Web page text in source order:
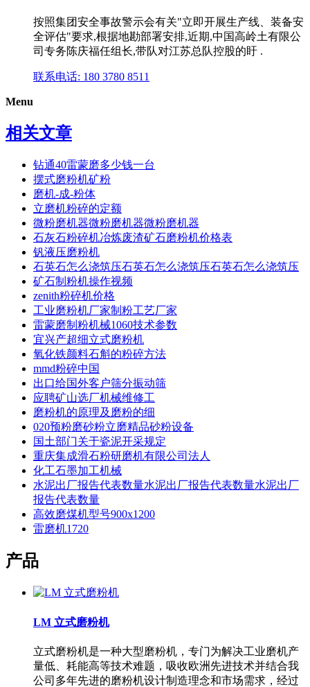
按照集团安全事故警示会有关"立即开展生产线、装备安
全评估"要求,根据地勘部署安排,近期,中国高岭土有限公
司专务陈庆福任组长,带队对江苏总队控股的盱 .
联系电话: 180 3780 8511
Menu
相关文章
钻通40雷蒙磨多少钱一台
摆式磨粉机矿粉
磨机-成-粉体
立磨机粉碎的定额
微粉磨机器微粉磨机器微粉磨机器
石灰石粉碎机冶炼废渣矿石磨粉机价格表
钒液压磨粉机
石英石怎么浇筑压石英石怎么浇筑压石英石怎么浇筑压
矿石制粉机操作视频
zenith粉碎机价格
工业磨粉机厂家制粉工艺厂家
雷蒙磨制粉机械1060技术参数
宜兴产超细立式磨粉机
氧化铁颜料石斛的粉碎方法
mmd粉碎中国
出口给国外客户筛分振动筛
应聘矿山选厂机械维修工
磨粉机的原理及磨粉的细
020预粉磨砂粉立磨精品砂粉设备
国土部门关于瓷泥开采规定
重庆集成滑石粉研磨机有限公司法人
化工石墨加工机械
水泥出厂报告代表数量水泥出厂报告代表数量水泥出厂
报告代表数量
高效磨煤机型号900x1200
雷磨机1720
产品
LM 立式磨粉机
立式磨粉机是一种大型磨粉机，专门为解决工业磨机产
量低、耗能高等技术难题，吸收欧洲先进技术并结合我
公司多年先进的磨粉机设计制造理念和市场需求，经过